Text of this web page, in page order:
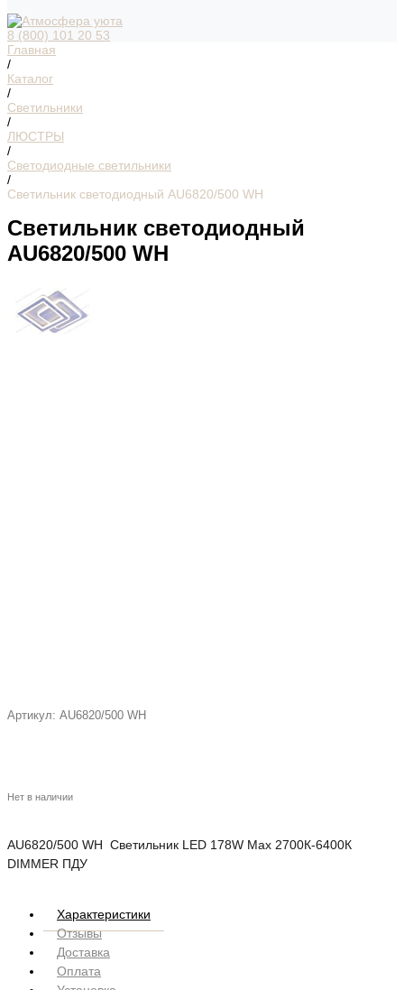
8 (800) 101 20 53
Главная
/
Каталог
/
Светильники
/
ЛЮСТРЫ
/
Светодиодные светильники
/
Светильник светодиодный AU6820/500 WH
Светильник светодиодный
AU6820/500 WH
Артикул: AU6820/500 WH
Нет в наличии
AU6820/500 WH Светильник LED 178W Max 2700К-6400К
DIMMER ПДУ
Характеристики
Отзывы
Доставка
Оплата